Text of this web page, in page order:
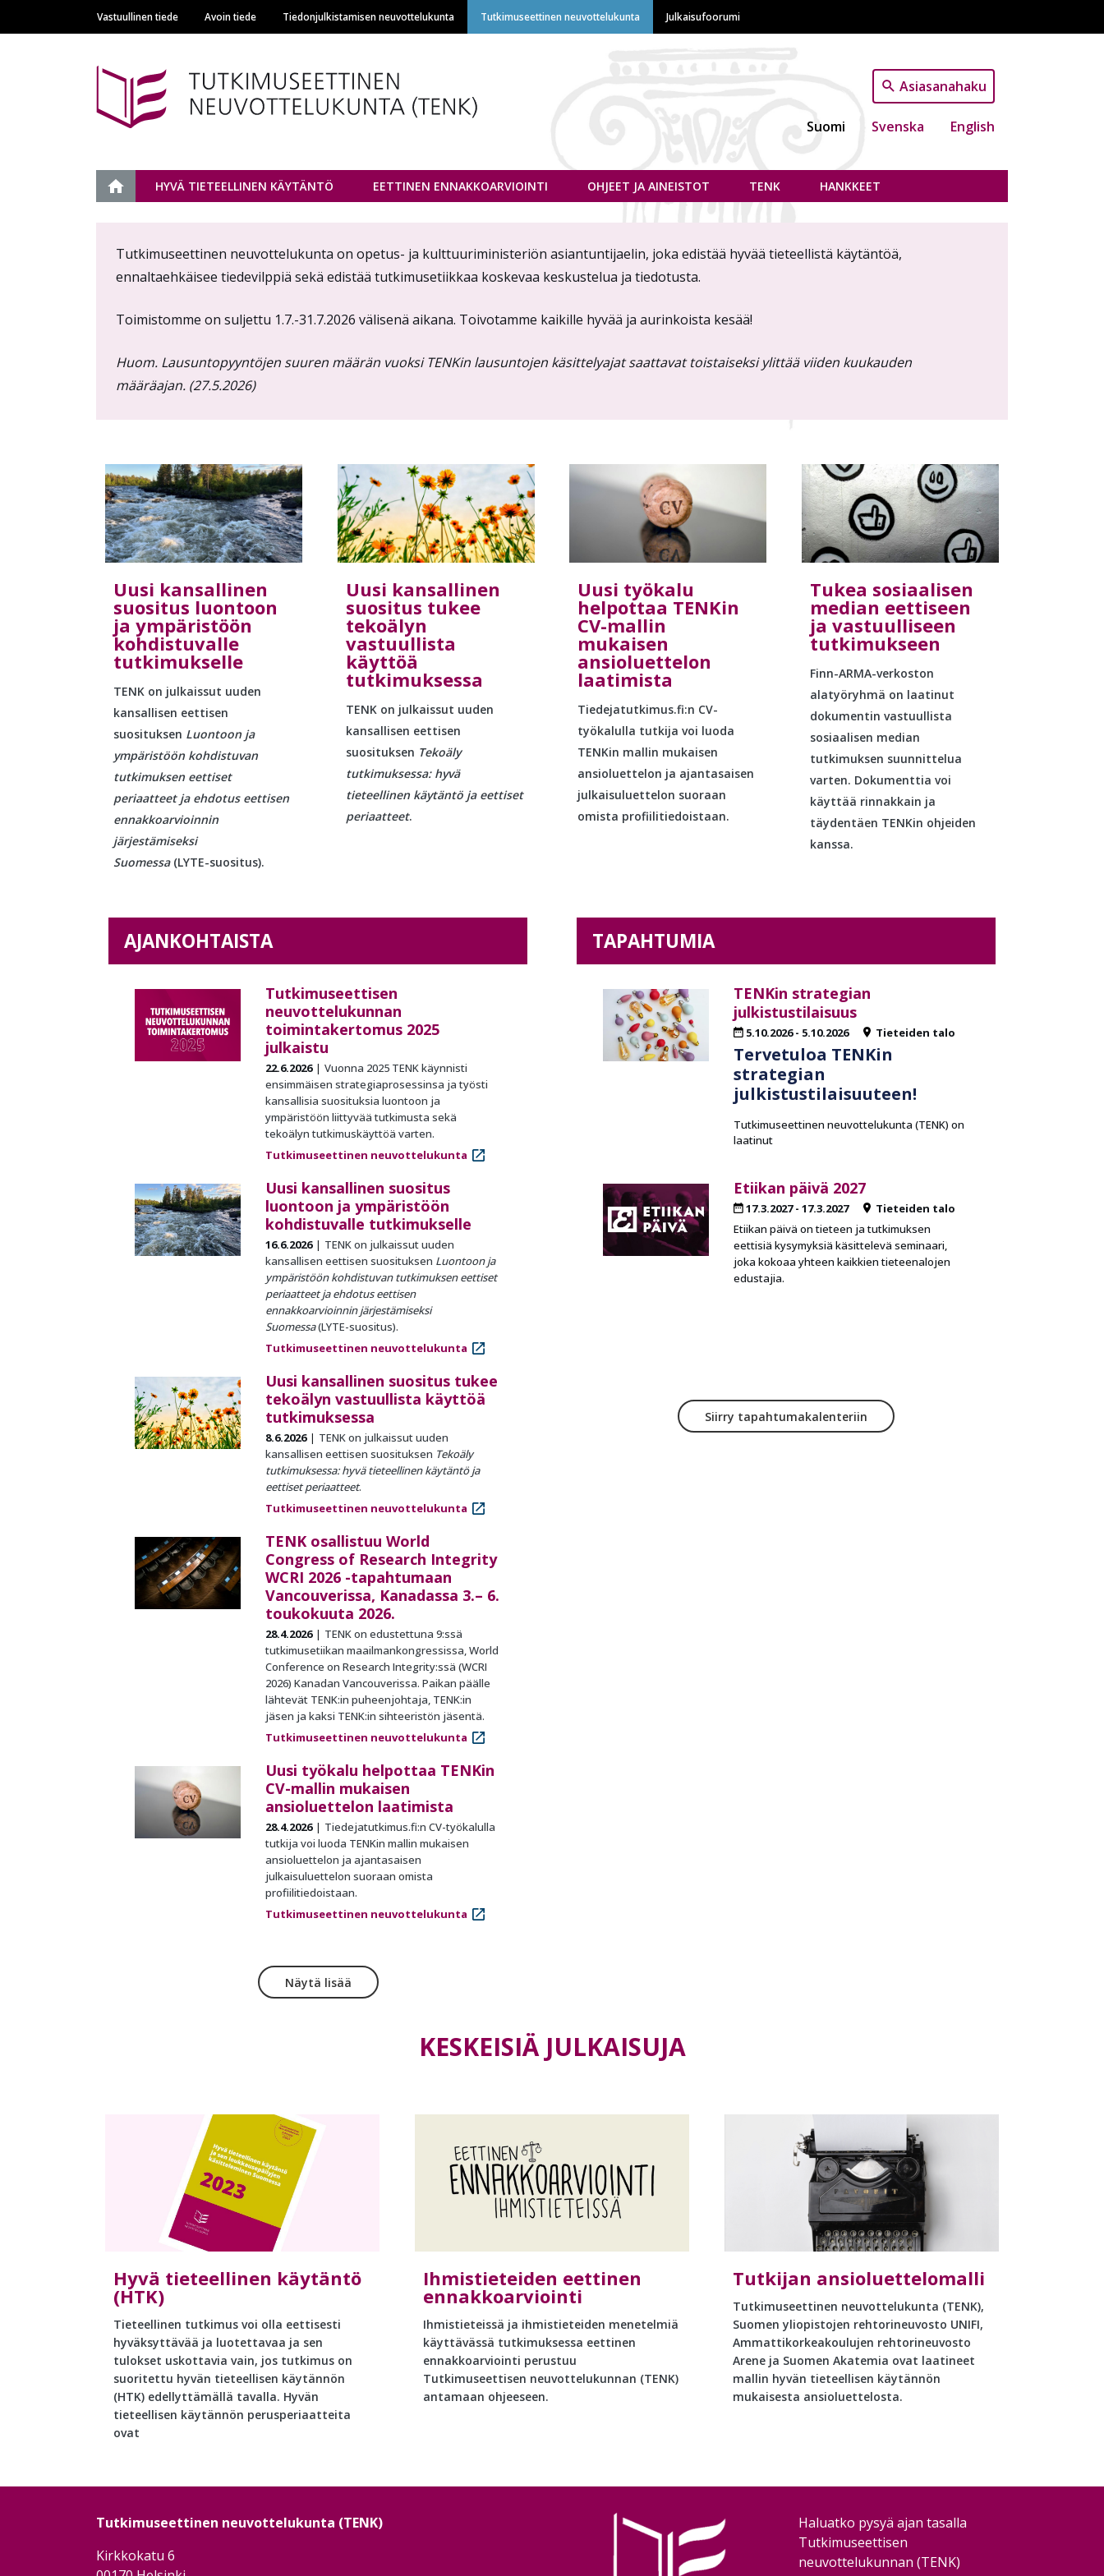
Hyppää
pääsisältöön
Main navigation
Vastuullinen tiede Avoin tiede Tiedonjulkistamisen neuvottelukunta Tutkimuseettinen neuvottelukunta Julkaisufoorumi
Asiasanahaku
Suomi Svenska English
Tutkimuseettinen neuvottelukunta
ETUSIVUHYVÄ TIETEELLINEN KÄYTÄNTÖ EETTINEN ENNAKKOARVIOINTI OHJEET JA AINEISTOT TENK HANKKEET
Content
markup
Tutkimuseettinen neuvottelukunta on opetus- ja kulttuuriministeriön asiantuntijaelin, joka edistää hyvää tieteellistä käytäntöä,
ennaltaehkäisee tiedevilppiä sekä edistää tutkimusetiikkaa koskevaa keskustelua ja tiedotusta.
Toimistomme on suljettu 1.7.-31.7.2026 välisenä aikana. Toivotamme kaikille hyvää ja aurinkoista kesää!
Huom. Lausuntopyyntöjen suuren määrän vuoksi TENKin lausuntojen käsittelyajat saattavat toistaiseksi ylittää viiden kuukauden
määräajan. (27.5.2026)
Uusi kansallinen
suositus luontoon
ja ympäristöön
kohdistuvalle
tutkimukselle
TENK on julkaissut uuden
kansallisen eettisen
suosituksen Luontoon ja
ympäristöön kohdistuvan
tutkimuksen eettiset
periaatteet ja ehdotus eettisen
ennakkoarvioinnin
järjestämiseksi
Suomessa(LYTE-suositus).
Uusi kansallinen
suositus tukee
tekoälyn
vastuullista
käyttöä
tutkimuksessa
TENK on julkaissut uuden
kansallisen eettisen
suosituksen Tekoäly
tutkimuksessa: hyvä
tieteellinen käytäntö ja eettiset
periaatteet.
Uusi työkalu
helpottaa TENKin
CV-mallin
mukaisen
ansioluettelon
laatimista
Tiedejatutkimus.fi:n CV-
työkalulla tutkija voi luoda
TENKin mallin mukaisen
ansioluettelon ja ajantasaisen
julkaisuluettelon suoraan
omista profiilitiedoistaan.
Tukea sosiaalisen
median eettiseen
ja vastuulliseen
tutkimukseen
Finn-ARMA-verkoston
alatyöryhmä on laatinut
dokumentin vastuullista
sosiaalisen median
tutkimuksen suunnittelua
varten. Dokumenttia voi
käyttää rinnakkain ja
täydentäen TENKin ohjeiden
kanssa.
AJANKOHTAISTA
Tutkimuseettisen
neuvottelukunnan
toimintakertomus 2025
julkaistu
22.6.2026
Vuonna 2025 TENK käynnisti
ensimmäisen strategiaprosessinsa ja työsti
kansallisia suosituksia luontoon ja
ympäristöön liittyvää tutkimusta sekä
tekoälyn tutkimuskäyttöä varten.
Tutkimuseettinen neuvottelukunta
Uusi kansallinen suositus
luontoon ja ympäristöön
kohdistuvalle tutkimukselle
16.6.2026
TENK on julkaissut uuden
kansallisen eettisen suosituksen Luontoon ja
ympäristöön kohdistuvan tutkimuksen eettiset
periaatteet ja ehdotus eettisen
ennakkoarvioinnin järjestämiseksi
Suomessa(LYTE-suositus).
Tutkimuseettinen neuvottelukunta
Uusi kansallinen suositus tukee
tekoälyn vastuullista käyttöä
tutkimuksessa
8.6.2026
TENK on julkaissut uuden
kansallisen eettisen suosituksen Tekoäly
tutkimuksessa: hyvä tieteellinen käytäntö ja
eettiset periaatteet.
Tutkimuseettinen neuvottelukunta
TENK osallistuu World
Congress of Research Integrity
WCRI 2026 -tapahtumaan
Vancouverissa, Kanadassa 3.– 6.
toukokuuta 2026.
28.4.2026
TENK on edustettuna 9:ssä
tutkimusetiikan maailmankongressissa, World
Conference on Research Integrity:ssä (WCRI
2026) Kanadan Vancouverissa. Paikan päälle
lähtevät TENK:in puheenjohtaja, TENK:in
jäsen ja kaksi TENK:in sihteeristön jäsentä.
Tutkimuseettinen neuvottelukunta
Uusi työkalu helpottaa TENKin
CV-mallin mukaisen
ansioluettelon laatimista
28.4.2026
Tiedejatutkimus.fi:n CV-työkalulla
tutkija voi luoda TENKin mallin mukaisen
ansioluettelon ja ajantasaisen
julkaisuluettelon suoraan omista
profiilitiedoistaan.
Tutkimuseettinen neuvottelukunta
Näytä lisää
TAPAHTUMIA
TENKin strategian
julkistustilaisuus
5.10.2026- 5.10.2026 Tieteiden talo
Tervetuloa TENKin
strategian
julkistustilaisuuteen!
Tutkimuseettinen neuvottelukunta (TENK) on
laatinut
Etiikan päivä 2027
17.3.2027- 17.3.2027
Tieteiden talo
Etiikan päivä on tieteen ja tutkimuksen
eettisiä kysymyksiä käsittelevä seminaari,
joka kokoaa yhteen kaikkien tieteenalojen
edustajia.
Siirry tapahtumakalenteriin
KESKEISIÄ JULKAISUJA
Hyvä tieteellinen käytäntö
(HTK)
Tieteellinen tutkimus voi olla eettisesti
hyväksyttävää ja luotettavaa ja sen
tulokset uskottavia vain, jos tutkimus on
suoritettu hyvän tieteellisen käytännön
(HTK) edellyttämällä tavalla. Hyvän
tieteellisen käytännön perusperiaatteita
ovat
Ihmistieteiden eettinen
ennakkoarviointi
Ihmistieteissä ja ihmistieteiden menetelmiä
käyttävässä tutkimuksessa eettinen
ennakkoarviointi perustuu
Tutkimuseettisen neuvottelukunnan (TENK)
antamaan ohjeeseen.
Tutkijan ansioluettelomalli
Tutkimuseettinen neuvottelukunta (TENK),
Suomen yliopistojen rehtorineuvosto UNIFI,
Ammattikorkeakoulujen rehtorineuvosto
Arene ja Suomen Akatemia ovat laatineet
mallin hyvän tieteellisen käytännön
mukaisesta ansioluettelosta.
Tutkimuseettinen neuvottelukunta (TENK)
Kirkkokatu 6
Haluatko pysyä ajan tasalla
Tutkimuseettisen
neuvottelukunnan (TENK)